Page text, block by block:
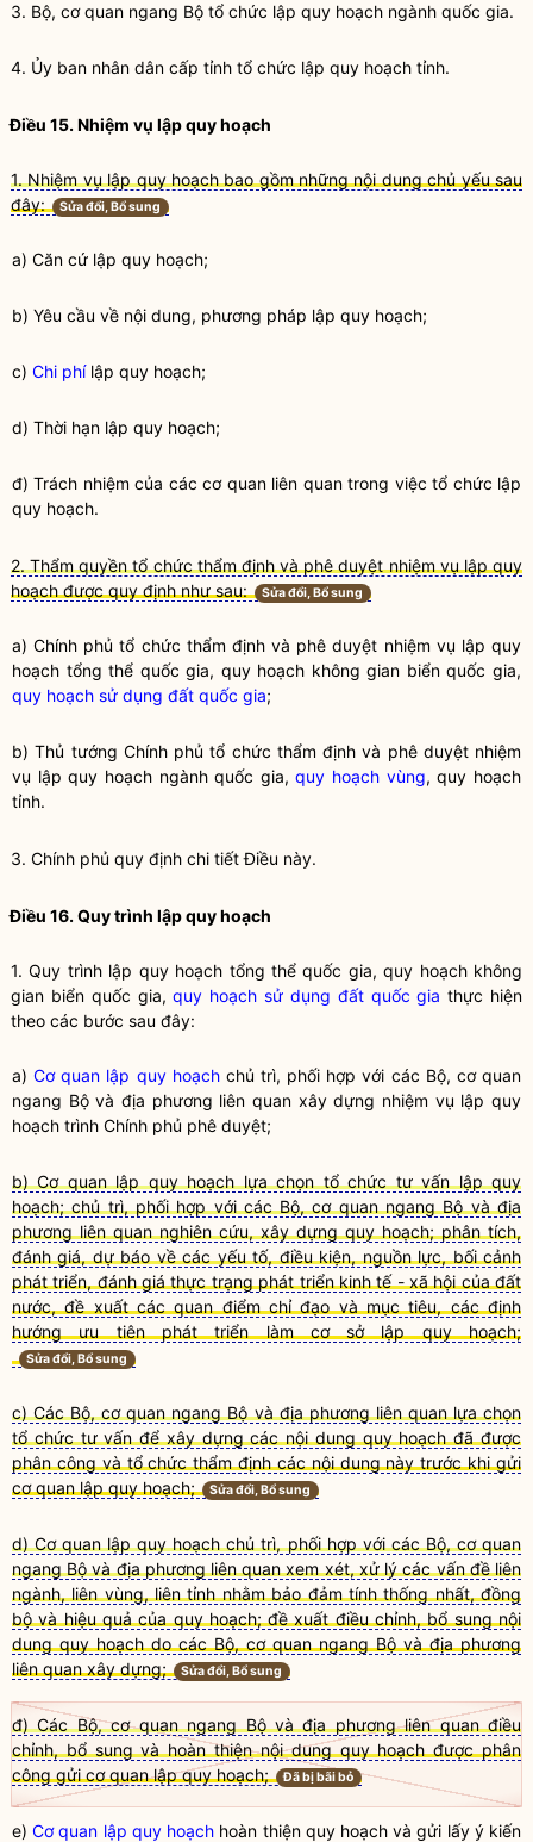
3. Bộ, cơ quan ngang Bộ tổ chức lập quy hoạch ngành quốc gia.
4. Ủy ban nhân dân cấp tỉnh tổ chức lập quy hoạch tỉnh.
Điều 15. Nhiệm vụ lập quyhoạch
1. Nhiệm vụ lập quy hoạch bao gồm những nội dung chủ yếu sau
đây:
Sửa đổi, Bổ sung
a) Căn cứ lập quy hoạch;
b) Yêu cầu về nội dung, phương pháp lập quy hoạch;
c) Chi phí lập quy hoạch;
d) Thời hạn lập quy hoạch;
đ) Trách nhiệm của các cơ quan liên quan trong việc tổ chức lập
quy hoạch.
2. Thẩm quyền tổ chức thẩm định và phê duyệt nhiệm vụ lập quy
hoạch được quy định như sau:
Sửa đổi, Bổ sung
a) Chính phủ tổ chức thẩm định và phê duyệt nhiệm vụ lập quy
hoạch tổng thể quốc gia, quy hoạch không gian biển quốc gia,
quy hoạch sử dụng đất quốc gia;
b) Thủ tướng Chính phủ tổ chức thẩm định và phê duyệt nhiệm
vụ lập quy hoạch ngànhquốc gia,quy hoạch vùng,quy hoạch
tỉnh.
3. Chính phủ quy định chi tiết Điều này.
Điều 16. Quy trình lập quyhoạch
1. Quy trình lập quyhoạch tổng thể quốc gia,quy hoạch không
gian biển quốc gia,quy hoạch sử dụng đất quốc gia thực hiện
theo các bước sau đây:
a)Cơ quan lập quy hoạchchủ trì, phối hợp với các Bộ, cơ quan
ngang Bộ và địa phương liên quan xây dựng nhiệm vụ lập quy
hoạch trình Chính phủ phê duyệt;
b) Cơ quan lập quy hoạch lựa chọn tổ chức tư vấn lập quy
hoạch; chủ trì, phối hợp với các Bộ, cơ quan ngang Bộ và địa
phương liên quan nghiên cứu, xây dựng quy hoạch; phân tích,
đánh giá, dự báo về các yếu tố, điều kiện, nguồn lực, bối cảnh
phát triển, đánh giá thực trạng phát triển kinh tế - xã hội của đất
nước, đề xuất các quan điểm chỉ đạo và mục tiêu, các định
hướng ưu tiên phát triển làm cơ sở lập quy hoạch;
Sửa đổi, Bổ sung
c) Các Bộ, cơ quan ngang Bộ và địa phương liên quan lựa chọn
tổ chức tư vấn để xây dựng các nội dung quy hoạch đã được
phân công và tổ chức thẩm định các nội dung này trước khi gửi
cơ quan lập quy hoạch;
Sửa đổi, Bổ sung
d) Cơ quan lập quy hoạch chủ trì, phối hợp với các Bộ, cơ quan
ngang Bộ và địa phương liên quan xem xét, xử lý các vấn đề liên
ngành, liên vùng, liên tỉnh nhằm bảo đảm tính thống nhất, đồng
bộ và hiệu quả của quy hoạch; đề xuất điều chỉnh, bổ sung nội
dung quy hoạch do các Bộ, cơ quan ngang Bộ và địa phương
liên quan xây dựng;
Sửa đổi, Bổ sung
đ) Các Bộ, cơ quan ngang Bộ và địa phương liên quan điều
chỉnh, bổ sung và hoàn thiện nội dung quy hoạch được phân
công gửi cơ quan lập quy hoạch;
Đã bị bãi bỏ
e)Cơ quan lập quy hoạch hoàn thiện quy hoạch và gửi lấy ý kiến